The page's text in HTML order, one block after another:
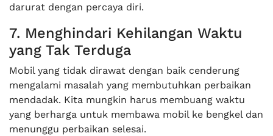
darurat dengan percaya diri.
7. Menghindari Kehilangan Waktu
yang Tak Terduga
Mobil yang tidak dirawat dengan baik cenderung
mengalami masalah yang membutuhkan perbaikan
mendadak. Kita mungkin harus membuang waktu
yang berharga untuk membawa mobil ke bengkel dan
menunggu perbaikan selesai.